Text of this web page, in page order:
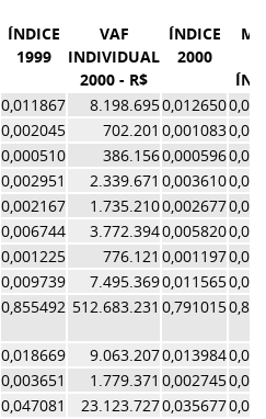
ÍNDICE
1999
VAF
INDIVIDUAL
2000 - R$
ÍNDICE
2000
0,011867 8.198.6950,012650
0,002045 702.201 0,001083
0,000510 386.1560,000596
0,002951 2.339.671 0,003610
0,002167 1.735.2100,002677
0,006744 3.772.3940,005820
0,001225 776.121 0,001197
0,009739 7.495.3690,011565
0,855492 512.683.231 0,791015
0,018669 9.063.2070,013984
0,003651 1.779.371 0,002745
0,047081 23.123.7270,035677